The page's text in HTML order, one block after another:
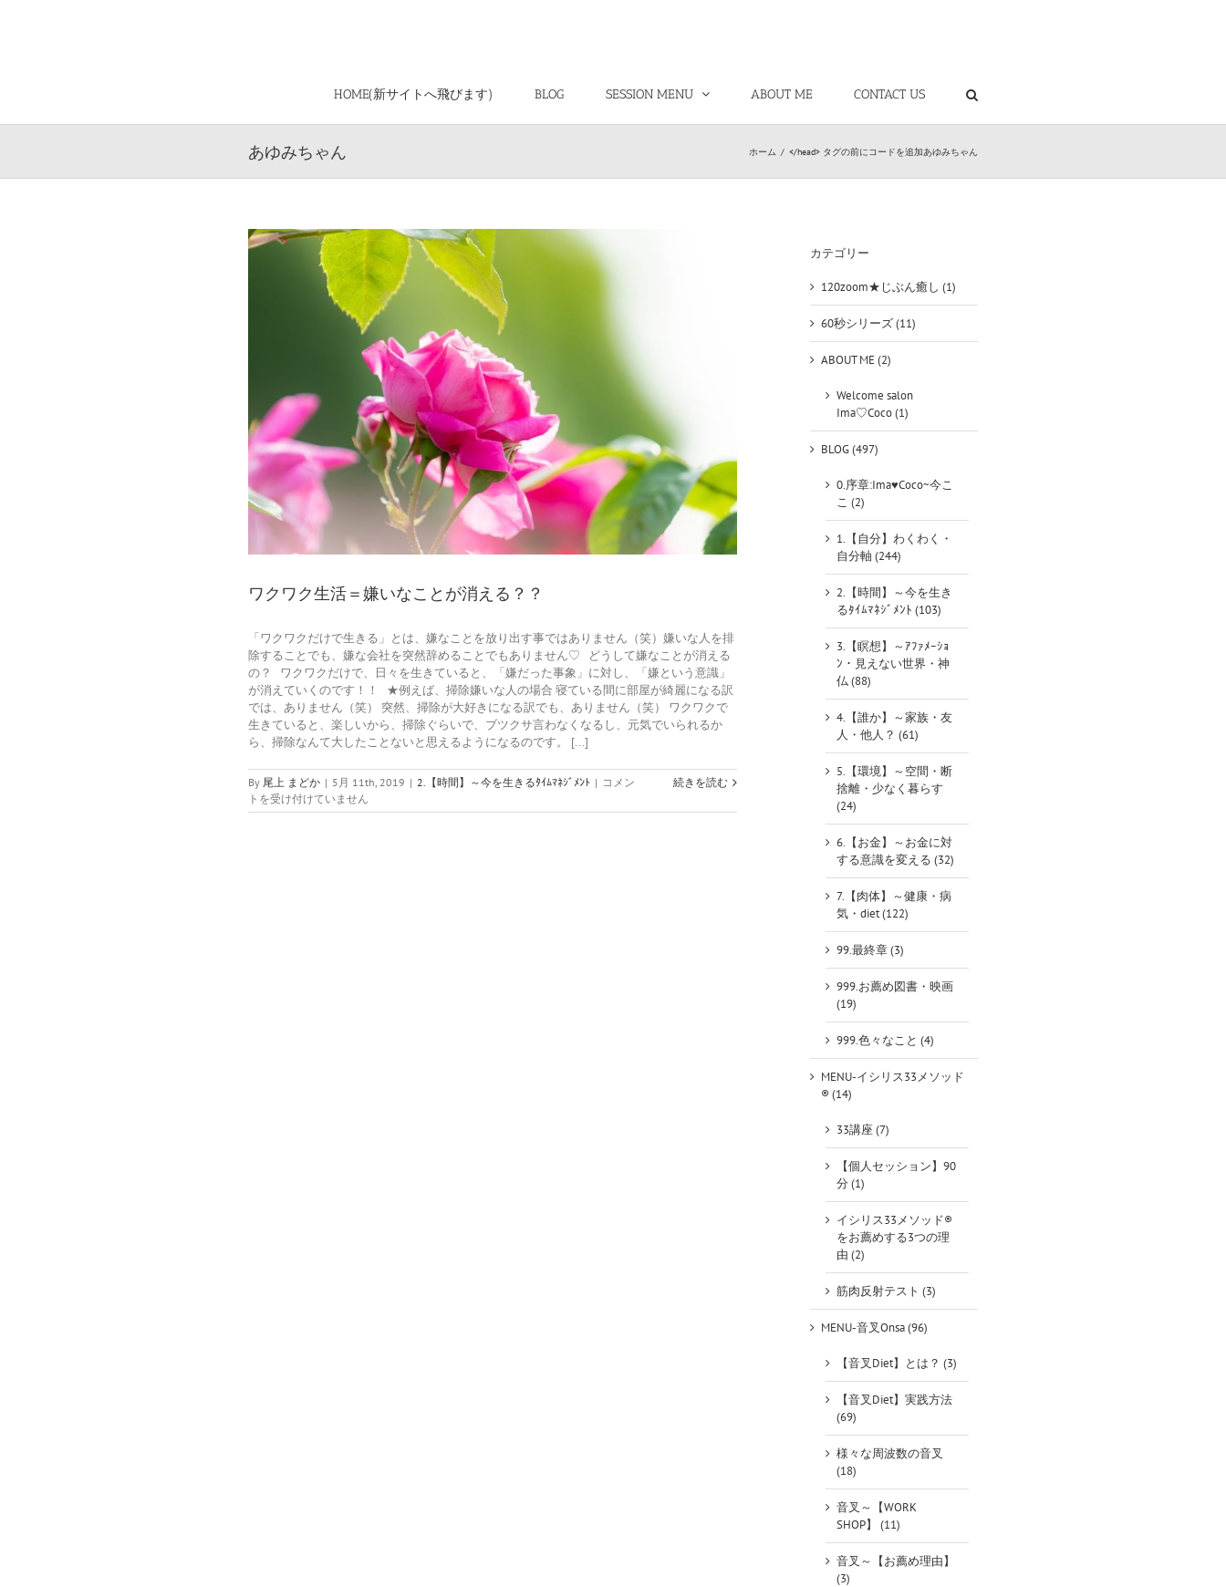
HOME(新サイトへ飛びます) BLOG SESSION MENU ABOUT ME CONTACT US
あゆみちゃん ホーム / </head> タグの前にコードを追加あゆみちゃん
ワクワク生活＝嫌いなことが消える？？
「ワクワクだけで生きる」とは、嫌なことを放り出す事ではありません（笑）嫌いな人を排
除することでも、嫌な会社を突然辞めることでもありません♡ どうして嫌なことが消える
の？ ワクワクだけで、日々を生きていると、「嫌だった事象」に対し、「嫌という意識」
が消えていくのです！！ ★例えば、掃除嫌いな人の場合 寝ている間に部屋が綺麗になる訳
では、ありません（笑） 突然、掃除が大好きになる訳でも、ありません（笑） ワクワクで
生きていると、楽しいから、掃除ぐらいで、ブツクサ言わなくなるし、元気でいられるか
ら、掃除なんて大したことないと思えるようになるのです。 [...]
By 尾上 まどか | 5月 11th, 2019 | 2.【時間】～今を生きるﾀｲﾑﾏﾈｼﾞﾒﾝﾄ | ワ
ワ
コメン
トを受け付けていません
続きを読む
カテゴリー
120zoom★じぶん癒し (1)
60秒シリーズ (11)
ABOUT ME (2)
Welcome salon
Ima♡Coco (1)
BLOG (497)
0.序章:Ima♥Coco~今こ
こ (2)
1.【自分】わくわく・
自分軸 (244)
2.【時間】～今を生き
るﾀｲﾑﾏﾈｼﾞﾒﾝﾄ (103)
3.【瞑想】～ｱﾌｧﾒｰｼｮ
ﾝ・見えない世界・神
仏 (88)
4.【誰か】～家族・友
人・他人？ (61)
5.【環境】～空間・断
捨離・少なく暮らす
(24)
6.【お金】～お金に対
する意識を変える (32)
7.【肉体】～健康・病
気・diet (122)
99.最終章 (3)
999.お薦め図書・映画
(19)
999.色々なこと (4)
MENU-イシリス33メソッド
® (14)
33講座 (7)
【個人セッション】90
分 (1)
イシリス33メソッド®
をお薦めする3つの理
由 (2)
筋肉反射テスト (3)
MENU-音叉Onsa (96)
【音叉Diet】とは？ (3)
【音叉Diet】実践方法
(69)
様々な周波数の音叉
(18)
音叉～【WORK
SHOP】 (11)
音叉～【お薦め理由】
(3)